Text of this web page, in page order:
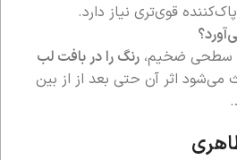
قوی‌تری نیاز دارد.
سطحی ضخیم، رنگ را در بافت لب
اثر آن حتی بعد از از بین